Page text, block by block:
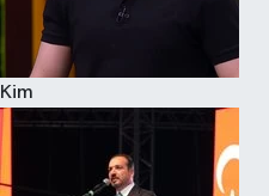
Kim